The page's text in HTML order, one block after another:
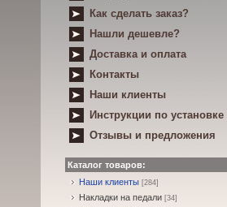
Как сделать заказ?
Нашли дешевле?
Доставка и оплата
Контакты
Наши клиенты
Инструкции по установке
Отзывы и предложения
Каталог товаров:
Наши клиенты [284]
Накладки на педали [34]